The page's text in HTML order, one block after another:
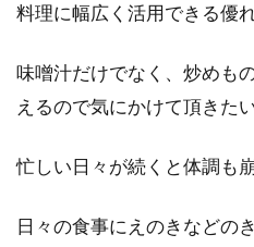
料理に幅広く活用できる優
味噌汁だけでなく、炒めも
えるので気にかけて頂きた
忙しい日々が続くと体調も
日々の食事にえのきなどの